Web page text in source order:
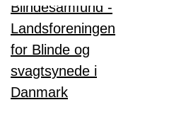
Gå til hovedindhold